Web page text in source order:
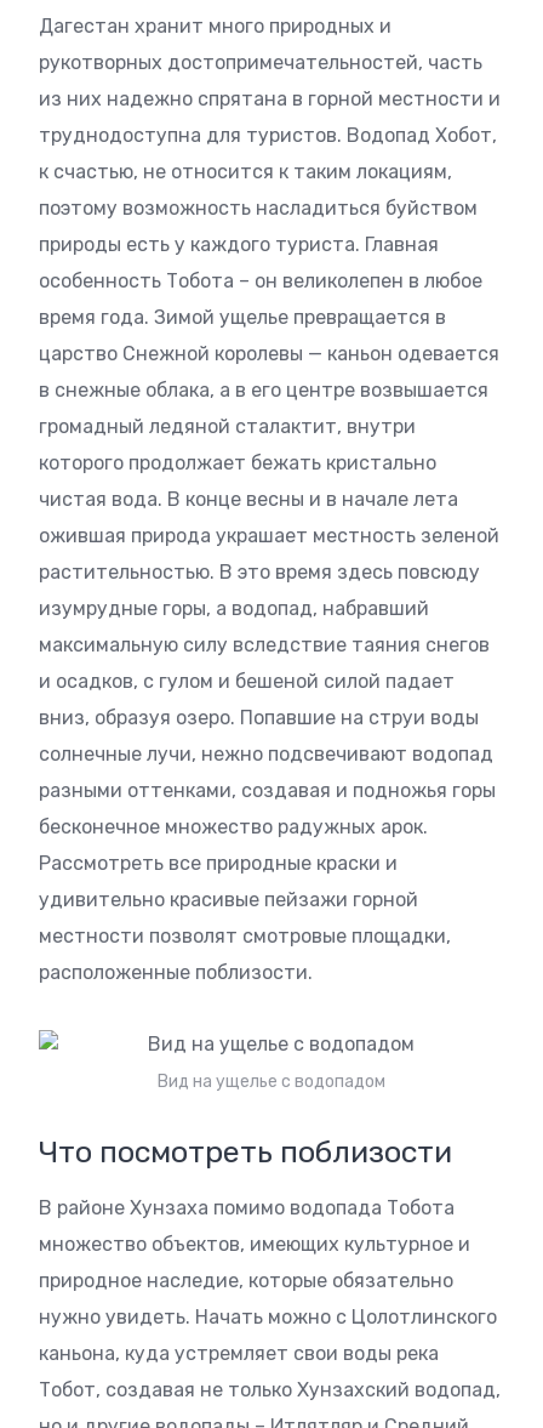
Дагестан хранит много природных и
рукотворных достопримечательностей, часть
из них надежно спрятана в горной местности и
труднодоступна для туристов. Водопад Хобот,
к счастью, не относится к таким локациям,
поэтому возможность насладиться буйством
природы есть у каждого туриста. Главная
особенность Тобота – он великолепен в любое
время года. Зимой ущелье превращается в
царство Снежной королевы — каньон одевается
в снежные облака, а в его центре возвышается
громадный ледяной сталактит, внутри
которого продолжает бежать кристально
чистая вода. В конце весны и в начале лета
ожившая природа украшает местность зеленой
растительностью. В это время здесь повсюду
изумрудные горы, а водопад, набравший
максимальную силу вследствие таяния снегов
и осадков, с гулом и бешеной силой падает
вниз, образуя озеро. Попавшие на струи воды
солнечные лучи, нежно подсвечивают водопад
разными оттенками, создавая и подножья горы
бесконечное множество радужных арок.
Рассмотреть все природные краски и
удивительно красивые пейзажи горной
местности позволят смотровые площадки,
расположенные поблизости.
Вид на ущелье с водопадом
Что посмотреть поблизости
В районе Хунзаха помимо водопада Тобота
множество объектов, имеющих культурное и
природное наследие, которые обязательно
нужно увидеть. Начать можно с Цолотлинского
каньона, куда устремляет свои воды река
Тобот, создавая не только Хунзахский водопад,